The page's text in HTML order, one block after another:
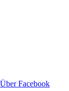
Über Facebook